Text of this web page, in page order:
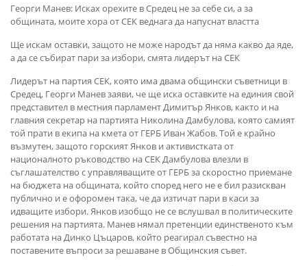
Георги Манев: Исках орехите в Средец не за себе си, а за
общината, моите хора от СЕК веднага да напуснат властта
Ще искам оставки, защото не може народът да няма какво да яде,
а да се събират пари за избори, смята лидерът на СЕК
Лидерът на партия СЕК, която има двама общински съветници в
Средец, Георги Манев заяви, че ще иска оставките на единия свой
представител в местния парламент Димитър Янков, както и на
главния секретар на партията Николина Дамбулова, която самият
той прати в екипа на кмета от ГЕРБ Иван Жабов. Той е крайно
възмутен, защото горският Янков и активистката от
националното ръководство на СЕК Дамбулова влезли в
съглашателство с управляващите от ГЕРБ за скоростно приемане
на бюджета на общината, който според него не е бил разискван
публично и е офоромен така, че да изтичат пари в каси за
идващите избори. Янков изобщо не се вслушвал в политическите
решения на партията. Манев нямал претенции единственото към
работата на Динко Цъцаров, който реагирал съвестно на
поставените въпроси за решаване в Общинския съвет.